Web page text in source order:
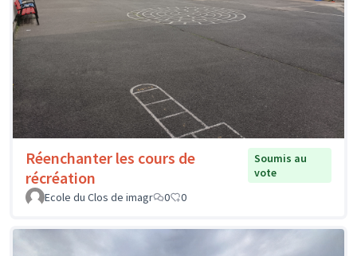
Réenchanter les cours de
récréation
Soumis au
vote
Ecole du Clos de imagr
0 0